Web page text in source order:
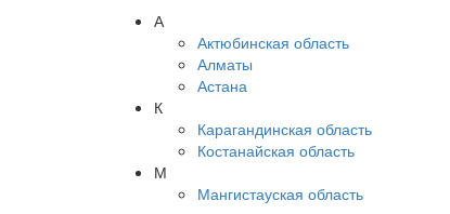
А
Актюбинская область
Алматы
Астана
К
Карагандинская область
Костанайская область
М
Мангистауская область